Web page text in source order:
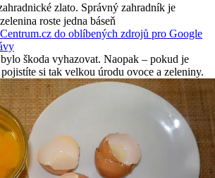
zlato. Správný zahradník je
roste jedna báseň
do oblíbených zdrojů pro Google
škoda vyhazovat. Naopak – pokud je
si tak velkou úrodu ovoce a zeleniny.